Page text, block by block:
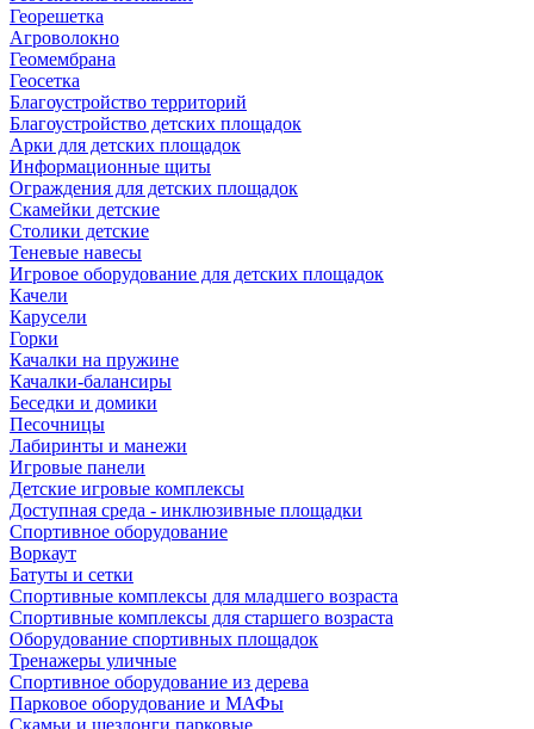
Георешетка
Агроволокно
Геомембрана
Геосетка
Благоустройство территорий
Благоустройство детских площадок
Арки для детских площадок
Информационные щиты
Ограждения для детских площадок
Скамейки детские
Столики детские
Теневые навесы
Игровое оборудование для детских площадок
Качели
Карусели
Горки
Качалки на пружине
Качалки-балансиры
Беседки и домики
Песочницы
Лабиринты и манежи
Игровые панели
Детские игровые комплексы
Доступная среда - инклюзивные площадки
Спортивное оборудование
Воркаут
Батуты и сетки
Спортивные комплексы для младшего возраста
Спортивные комплексы для старшего возраста
Оборудование спортивных площадок
Тренажеры уличные
Спортивное оборудование из дерева
Парковое оборудование и МАФы
Скамьи и шезлонги парковые